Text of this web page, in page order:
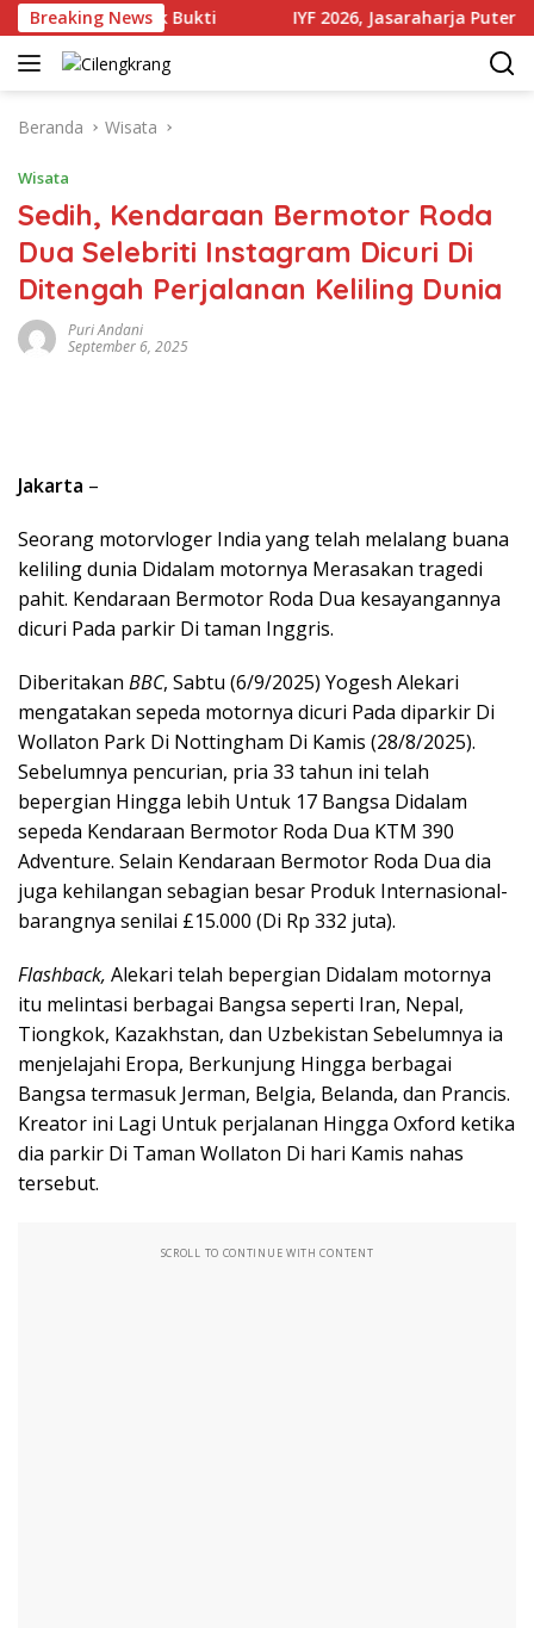
Langsung
ke
konten
Breaking News
Produk Bukti IYF 2026, Jasaraharja Putera
Beranda Wisata
Wisata
Sedih, Kendaraan Bermotor Roda
Dua Selebriti Instagram Dicuri Di
Ditengah Perjalanan Keliling Dunia
Puri Andani
September 6, 2025
Jakarta –
Seorang motorvloger India yang telah melalang buana
keliling dunia Didalam motornya Merasakan tragedi
pahit. Kendaraan Bermotor Roda Dua kesayangannya
dicuri Pada parkir Di taman Inggris.
Diberitakan BBC, Sabtu (6/9/2025) Yogesh Alekari
mengatakan sepeda motornya dicuri Pada diparkir Di
Wollaton Park Di Nottingham Di Kamis (28/8/2025).
Sebelumnya pencurian, pria 33 tahun ini telah
bepergian Hingga lebih Untuk 17 Bangsa Didalam
sepeda Kendaraan Bermotor Roda Dua KTM 390
Adventure. Selain Kendaraan Bermotor Roda Dua dia
juga kehilangan sebagian besar Produk Internasional-
barangnya senilai £15.000 (Di Rp 332 juta).
Flashback, Alekari telah bepergian Didalam motornya
itu melintasi berbagai Bangsa seperti Iran, Nepal,
Tiongkok, Kazakhstan, dan Uzbekistan Sebelumnya ia
menjelajahi Eropa, Berkunjung Hingga berbagai
Bangsa termasuk Jerman, Belgia, Belanda, dan Prancis.
Kreator ini Lagi Untuk perjalanan Hingga Oxford ketika
dia parkir Di Taman Wollaton Di hari Kamis nahas
tersebut.
SCROLL TO CONTINUE WITH CONTENT